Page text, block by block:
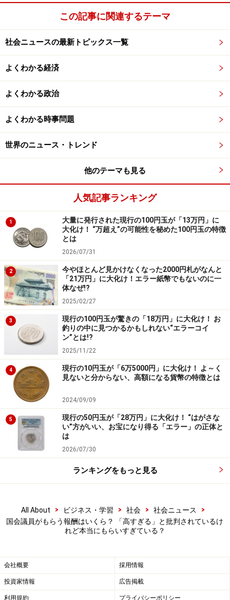
毎月100万円、年に1200万円支給され、使途も非公開で
領収書の公開も不要のため、何に使われているのか分か
りません。まさに議員特権の代表格で、「第2の給料」
「国会議員の小遣い」として問題視されてきましたが、
れ、2025年8月からようやく使途公開と残金返納が義務
づけられることになりました。
この「調査研究広報滞在費」は実質的に議員報酬も同然
ですが、報酬にはカウントされていません。もしカウン
トすれば歳費2200万円に1200万円が上乗せされ合計約
3400万円。民間企業の役員クラスに跳ね上がります。
この他に「立法事務費」が年間780万円、「秘書給与」
として年間1800万円以上が支給され、さらに視察の手当
や旅費（チケット）などが支給されますから、1人の議
員に対し、税金から少なくとも年間約6000万円以上が支
出されていることになります。
＞次ページ：他国の国会議員はいくらもらっている？
※記事内容は執筆時点のものです。最新の内容をご確認くださ
い。
1/ 5 次のページへ
この記事に関連するテーマ
社会ニュースの最新トピックス一覧
よくわかる経済
よくわかる政治
よくわかる時事問題
世界のニュース・トレンド
他のテーマも見る
人気記事ランキング
1
大量に発行された現行の100円玉が「13万円」に
大化け！ “万超え”の可能性を秘めた100円玉の特徴
とは
2026/07/31
2
今やほとんど見かけなくなった2000円札がなんと
「21万円」に大化け！エラー紙幣でもないのに一
体なぜ!?
2025/02/27
3
現行の100円玉が驚きの「18万円」に大化け！ お
釣りの中に見つかるかもしれない“エラーコイ
ン”とは!?
2025/11/22
4
現行の10円玉が「6万5000円」に大化け！ よ～く
見ないと分からない、高額になる貨幣の特徴とは
2024/09/09
5
現行の50円玉が「28万円」に大化け！ “はがさな
い”方がいい、お宝になり得る「エラー」の正体と
は
2026/07/30
ランキングをもっと見る
All About > ビジネス・学習 > 社会 > 社会ニュース
>
国会議員がもらう報酬はいくら？ 「高すぎる」と批判されているけ
れど本当にもらいすぎている？
会社概要 採用情報
投資家情報 広告掲載
利用規約 プライバシーポリシー